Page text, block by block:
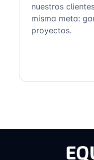
nuestros
misma meta:
proyectos.